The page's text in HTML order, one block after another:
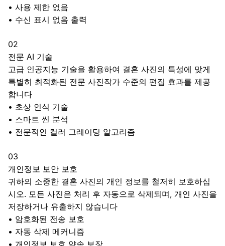
• 사용 제한 없음
• 수신 표시 없음 출력
02
전문 AI 기술
고급 인공지능 기술을 활용하여 결혼 사진의 특성에 맞게
특별히 최적화된 전문 사진작가 수준의 편집 효과를 제공
합니다
• 초상 인식 기술
• 스마트 씬 분석
• 전문적인 컬러 그레이딩 알고리즘
03
개인정보 보안 보호
귀하의 소중한 결혼 사진의 개인 정보를 철저히 보호하십
시오. 모든 사진은 처리 후 자동으로 삭제되며, 개인 사진을
저장하거나 유출하지 않습니다
• 암호화된 전송 보호
• 자동 삭제 메커니즘
• 개인정보 보호 약속 보장